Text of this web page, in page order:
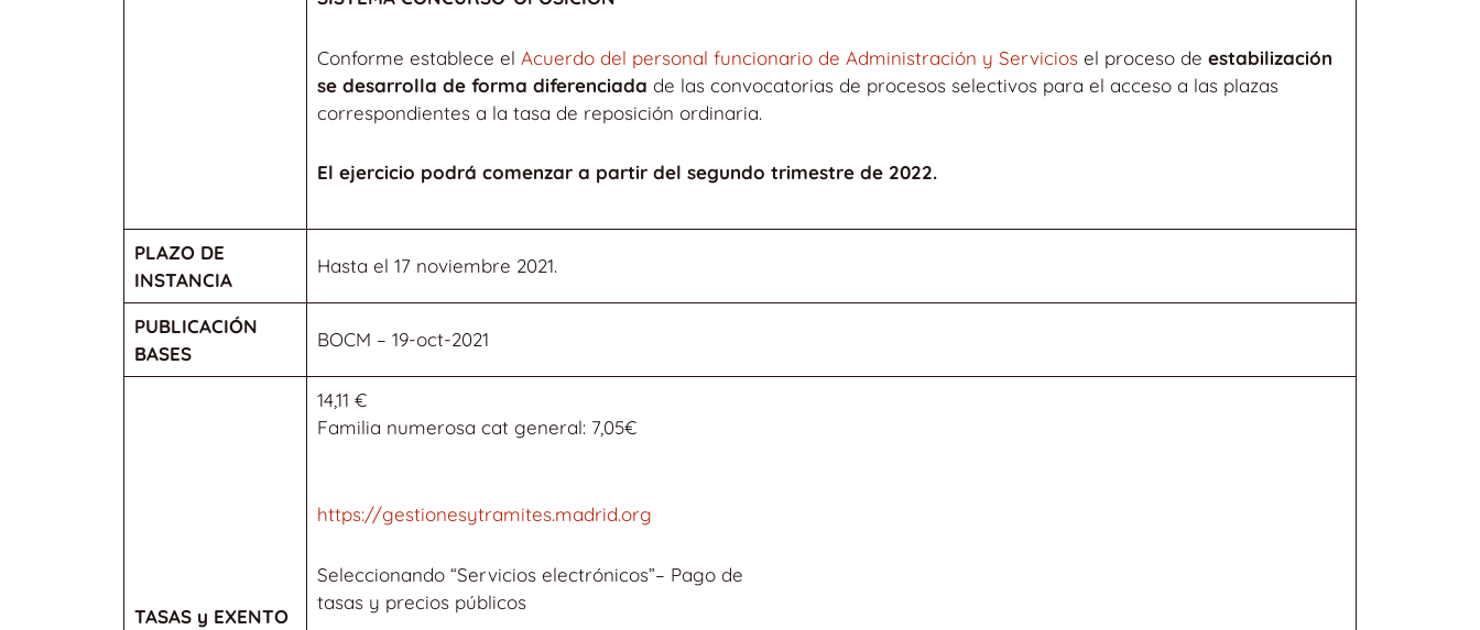
Conforme establece el Acuerdo del personal funcionario de Administración y Serviciosel proceso de estabilización
se desarrolla de forma diferenciada de las convocatorias de procesos selectivos para el acceso a las plazas
correspondientes a la tasa de reposición ordinaria.
El ejercicio podrá comenzar a partir del segundo trimestre de 2022.
PLAZO DE
INSTANCIA
Hasta el 17 noviembre 2021.
PUBLICACIÓN
BASES
BOCM – 19-oct-2021
TASAS y EXENTO
14,11 €
Familia numerosa cat general: 7,05€
https://gestionesytramites.madrid.org
Seleccionando “Servicios electrónicos”– Pago de
tasas y precios públicos